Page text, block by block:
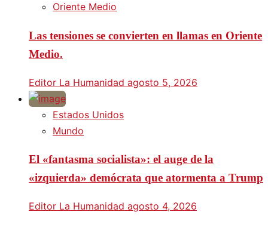
Oriente Medio
Las tensiones se convierten en llamas en Oriente
Medio.
Editor La Humanidad agosto 5, 2026
Estados Unidos
Mundo
El «fantasma socialista»: el auge de la
«izquierda» demócrata que atormenta a Trump
Editor La Humanidad agosto 4, 2026